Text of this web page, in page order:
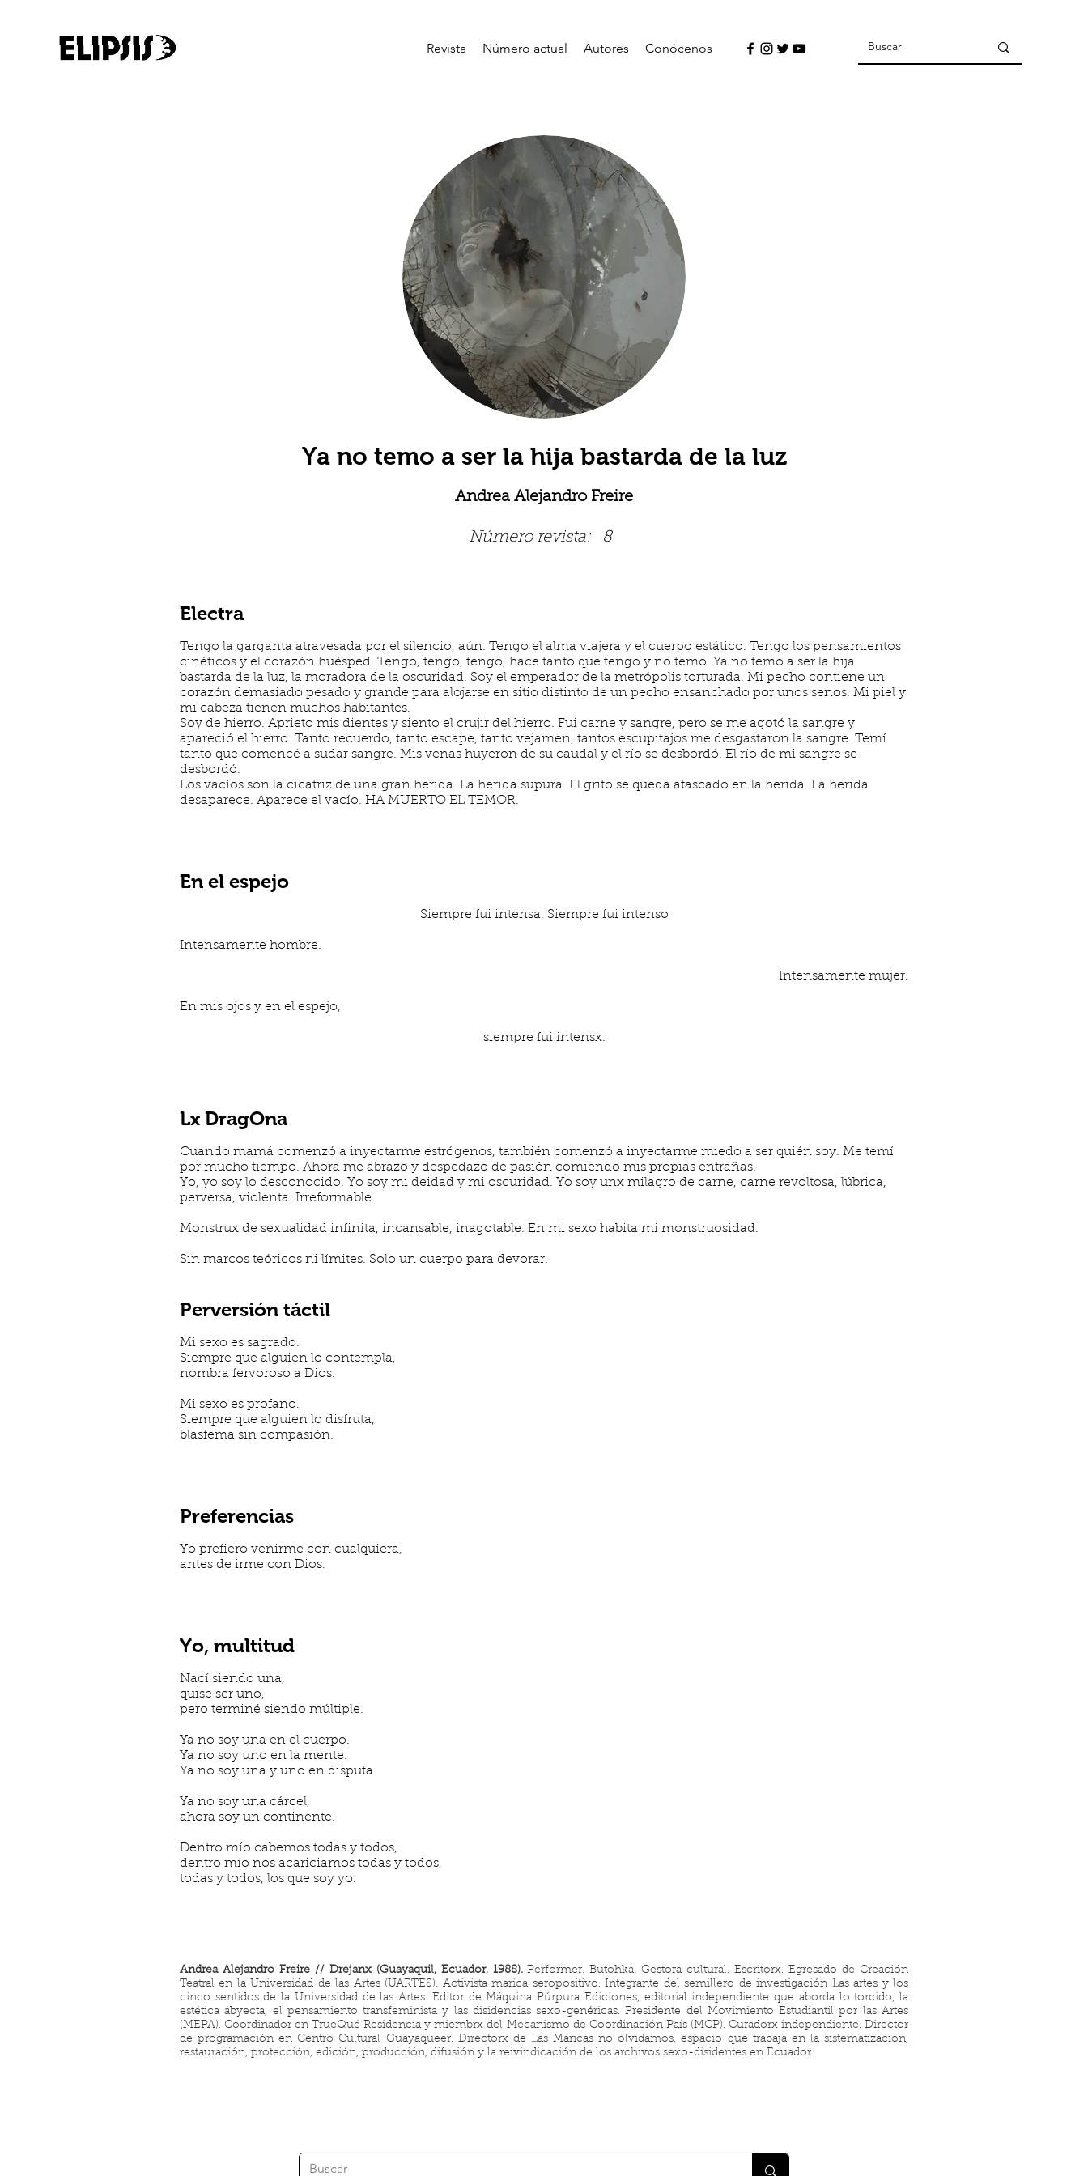
Revista Número actual Autores Conócenos
Ya no temo a ser la hija bastarda de la luz
Andrea Alejandro Freire
Número revista: 8
Electra
Tengo la garganta atravesada por el silencio, aún. Tengo el alma viajera y el cuerpo estático. Tengo los pensamientos
cinéticos y el corazón huésped. Tengo, tengo, tengo, hace tanto que tengo y no temo. Ya no temo a ser la hija
bastarda de la luz, la moradora de la oscuridad. Soy el emperador de la metrópolis torturada. Mi pecho contiene un
corazón demasiado pesado y grande para alojarse en sitio distinto de un pecho ensanchado por unos senos. Mi piel y
mi cabeza tienen muchos habitantes.
Soy de hierro. Aprieto mis dientes y siento el crujir del hierro. Fui carne y sangre, pero se me agotó la sangre y
apareció el hierro. Tanto recuerdo, tanto escape, tanto vejamen, tantos escupitajos me desgastaron la sangre. Temí
tanto que comencé a sudar sangre. Mis venas huyeron de su caudal y el río se desbordó. El río de mi sangre se
desbordó.
Los vacíos son la cicatriz de una gran herida. La herida supura. El grito se queda atascado en la herida. La herida
desaparece. Aparece el vacío. HA MUERTO EL TEMOR.
En el espejo
Siempre fui intensa. Siempre fui intenso
Intensamente hombre.
Intensamente mujer.
En mis ojos y en el espejo,
siempre fui intensx.
Lx DragOna
Cuando mamá comenzó a inyectarme estrógenos, también comenzó a inyectarme miedo a ser quién soy. Me temí
por mucho tiempo. Ahora me abrazo y despedazo de pasión comiendo mis propias entrañas.
Yo, yo soy lo desconocido. Yo soy mi deidad y mi oscuridad. Yo soy unx milagro de carne, carne revoltosa, lúbrica,
perversa, violenta. Irreformable.
Monstrux de sexualidad infinita, incansable, inagotable. En mi sexo habita mi monstruosidad.
Sin marcos teóricos ni límites. Solo un cuerpo para devorar.
Perversión táctil
Mi sexo es sagrado.
Siempre que alguien lo contempla,
nombra fervoroso a Dios.
Mi sexo es profano.
Siempre que alguien lo disfruta,
blasfema sin compasión.
Preferencias
Yo prefiero venirme con cualquiera,
antes de irme con Dios.
Yo, multitud
Nací siendo una,
quise ser uno,
pero terminé siendo múltiple.
Ya no soy una en el cuerpo.
Ya no soy uno en la mente.
Ya no soy una y uno en disputa.
Ya no soy una cárcel,
ahora soy un continente.
Dentro mío cabemos todas y todos,
dentro mío nos acariciamos todas y todos,
todas y todos, los que soy yo.
Andrea Alejandro Freire // Drejanx (Guayaquil, Ecuador, 1988).Performer. Butohka. Gestora cultural. Escritorx. Egresado de Creación
Teatral en la Universidad de las Artes (UARTES). Activista marica seropositivo. Integrante del semillero de investigación Las artes y los
cinco sentidos de la Universidad de las Artes. Editor de Máquina Púrpura Ediciones, editorial independiente que aborda lo torcido, la
estética abyecta, el pensamiento transfeminista y las disidencias sexo-genéricas. Presidente del Movimiento Estudiantil por las Artes
(MEPA). Coordinador en TrueQué Residencia y miembrx del Mecanismo de Coordinación País (MCP). Curadorx independiente. Director
de programación en Centro Cultural Guayaqueer. Directorx de Las Maricas no olvidamos, espacio que trabaja en la sistematización,
restauración, protección, edición, producción, difusión y la reivindicación de los archivos sexo-disidentes en Ecuador.